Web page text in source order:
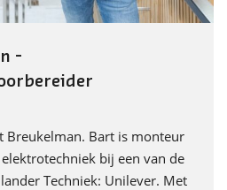
-
Breukelman. Bart is monteur
bij een van de
Techniek: Unilever. Met